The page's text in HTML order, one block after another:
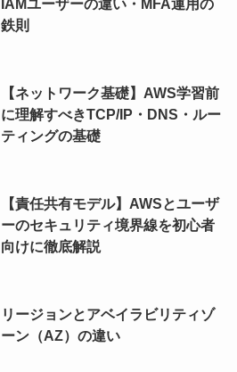
IAMユーザーの違い・MFA運用の
鉄則
【ネットワーク基礎】AWS学習前
に理解すべきTCP/IP・DNS・ルー
ティングの基礎
【責任共有モデル】AWSとユーザ
ーのセキュリティ境界線を初心者
向けに徹底解説
リージョンとアベイラビリティゾ
ーン（AZ）の違い